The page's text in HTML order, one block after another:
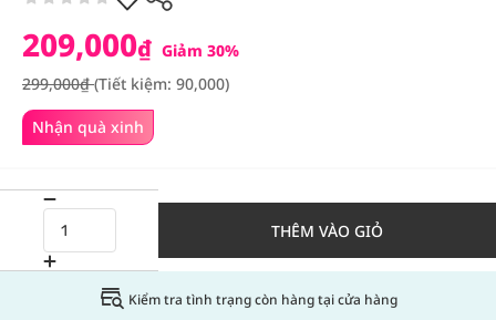
Nhận quà xinh
209,000₫ Giảm 30%
299,000₫(Tiết kiệm: 90,000)
THÊM VÀO GIỎ
Kiểm tra tình trạng còn hàng tại cửa hàng